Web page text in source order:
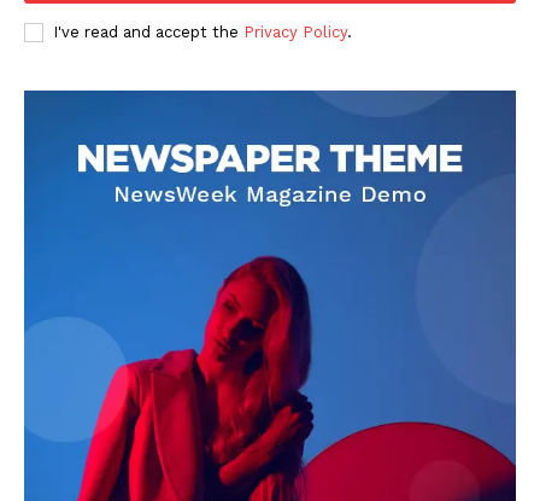
I've read and accept the Privacy Policy.